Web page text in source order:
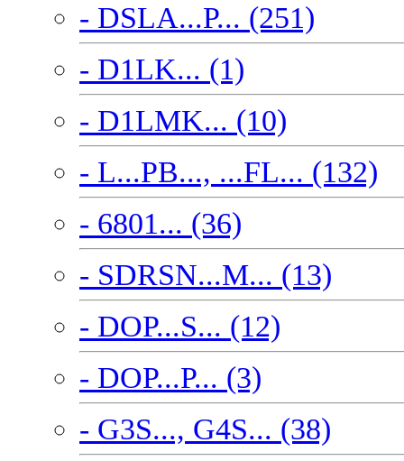
- DSLA...P... (251)
- D1LK... (1)
- D1LMK... (10)
- L...PB..., ...FL... (132)
- 6801... (36)
- SDRSN...M... (13)
- DOP...S... (12)
- DOP...P... (3)
- G3S..., G4S... (38)